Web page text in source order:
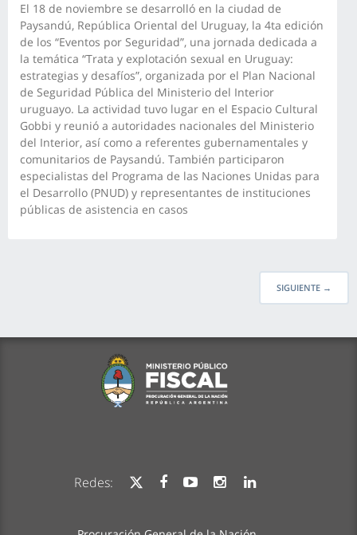
El 18 de noviembre se desarrolló en la ciudad de
Paysandú, República Oriental del Uruguay, la 4ta edición
de los “Eventos por Seguridad”, una jornada dedicada a
la temática “Trata y explotación sexual en Uruguay:
estrategias y desafíos”, organizada por el Plan Nacional
de Seguridad Pública del Ministerio del Interior
uruguayo. La actividad tuvo lugar en el Espacio Cultural
Gobbi y reunió a autoridades nacionales del Ministerio
del Interior, así como a referentes gubernamentales y
comunitarios de Paysandú. También participaron
especialistas del Programa de las Naciones Unidas para
el Desarrollo (PNUD) y representantes de instituciones
públicas de asistencia en casos
SIGUIENTE →
Redes: